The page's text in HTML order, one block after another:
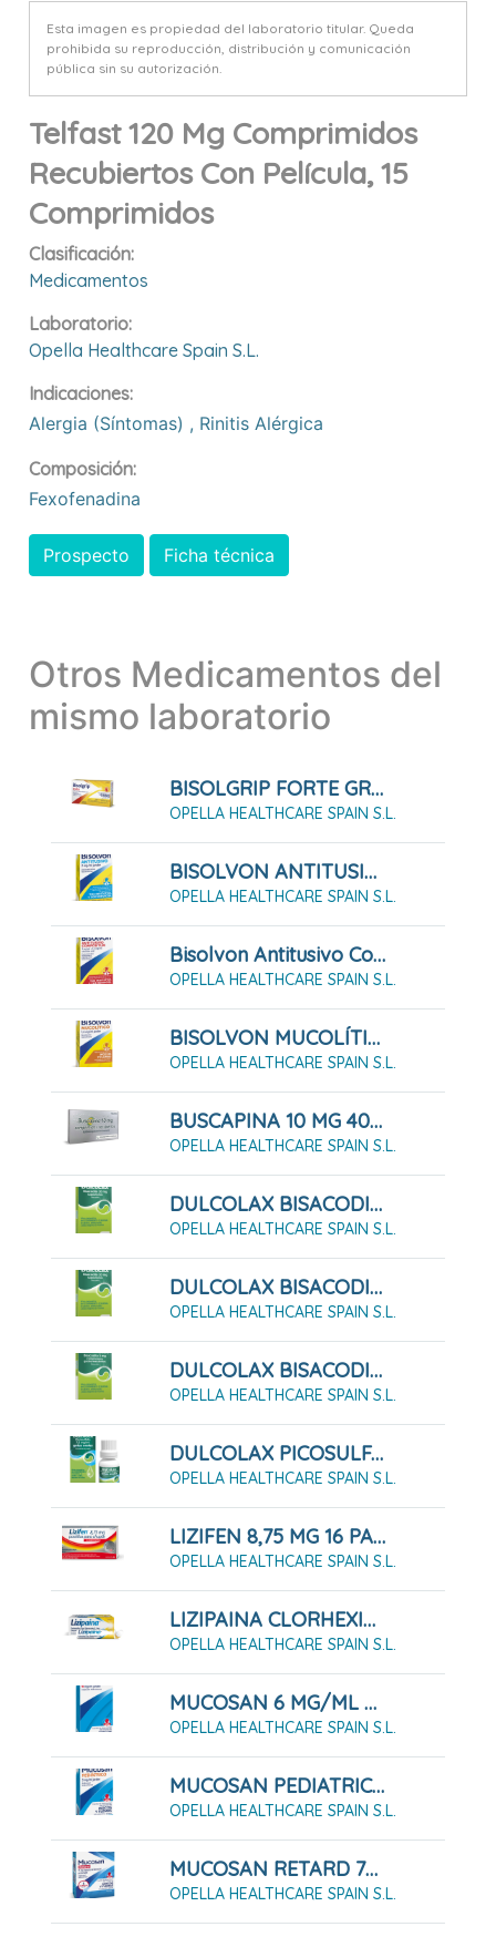
Esta imagen es propiedad del laboratorio titular. Queda
prohibida su reproducción, distribución y comunicación
pública sin su autorización.
Telfast 120 Mg Comprimidos
Recubiertos Con Película, 15
Comprimidos
Clasificación:
Medicamentos
Laboratorio:
Opella Healthcare Spain S.l.
Indicaciones:
Alergia (síntomas) , Rinitis Alérgica
Composición:
Fexofenadina
Prospecto Ficha técnica
Otros Medicamentos del
mismo laboratorio
BISOLGRIP FORTE GRANULADO PARA SOLUCIÓN ORAL
OPELLA HEALTHCARE SPAIN S.L.
BISOLVON ANTITUSIVO 2 MG/ML JARABE 200ML
OPELLA HEALTHCARE SPAIN S.L.
Bisolvon Antitusivo Compositum 3 Mg/ml +1,5 Mg/ Ml Solución Oral, 200 Ml
OPELLA HEALTHCARE SPAIN S.L.
BISOLVON MUCOLÍTICO 1,6 MG/ML JARABE 200 ML
OPELLA HEALTHCARE SPAIN S.L.
BUSCAPINA 10 MG 40 COMPRIMIDOS RECUBIERTOS
OPELLA HEALTHCARE SPAIN S.L.
DULCOLAX BISACODILO 10 Mg, 12 Supositorios
OPELLA HEALTHCARE SPAIN S.L.
DULCOLAX BISACODILO 10 Mg, 6 Supositorios
OPELLA HEALTHCARE SPAIN S.L.
DULCOLAX BISACODILO 5 MG 30 COMPRIMIDOS GASTRORRESISTENTE
OPELLA HEALTHCARE SPAIN S.L.
DULCOLAX PICOSULFATO 7,5 MG/ML GOTAS ORALES 30 ML
OPELLA HEALTHCARE SPAIN S.L.
LIZIFEN 8,75 MG 16 PASTILLAS PARA CHUPAR Sabor Miel Y Limón
OPELLA HEALTHCARE SPAIN S.L.
LIZIPAINA CLORHEXIDINA 5 MG/BENZOCAINA 2,5 MG COMPRIMIDOS PARA CHUPAR, 20 COMPRIMIDOS
OPELLA HEALTHCARE SPAIN S.L.
MUCOSAN 6 MG/ML JARABE , 1 FRASCO DE 250 ML
OPELLA HEALTHCARE SPAIN S.L.
MUCOSAN PEDIATRICO 3 MG/ML JARABE , 1 FRASCO DE 200 ML
OPELLA HEALTHCARE SPAIN S.L.
MUCOSAN RETARD 75 MG CAPSULAS DE LIBERACION PROLONGADA , 10 CÁPSULAS
OPELLA HEALTHCARE SPAIN S.L.